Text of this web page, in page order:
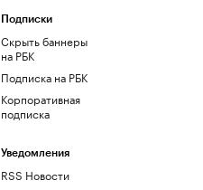
Подписки
Скрыть баннеры
на РБК
Подписка на РБК
Корпоративная
подписка
Уведомления
RSS Новости